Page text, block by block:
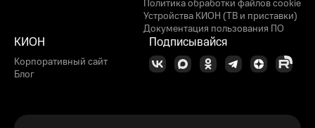
Политика обработки файлов cookie
Устройства КИОН (ТВ и приставки)
Документация пользования ПО
КИОН
Корпоративный сайт
Блог
Подписывайся